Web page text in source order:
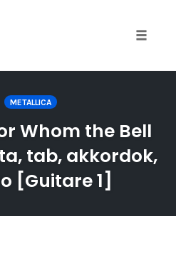
METALLICA
Whom the Bell
tab, akkordok,
[Guitare 1]